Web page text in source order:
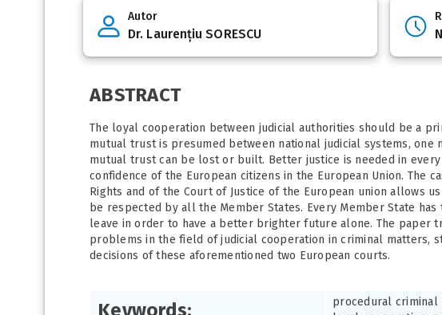
Autor
Dr. Laurențiu SORESCU
ABSTRACT
The loyal cooperation between judicial authorities should be a
mutual trust is presumed between national judicial systems, one
mutual trust can be lost or built. Better justice is needed in
confidence of the European citizens in the European Union. The
Rights and of the Court of Justice of the European union allows
be respected by all the Member States. Every Member State
leave in order to have a better brighter future alone. The paper
problems in the field of judicial cooperation in criminal matters,
decisions of these aforementioned two European courts.
Keywords:
procedural criminal